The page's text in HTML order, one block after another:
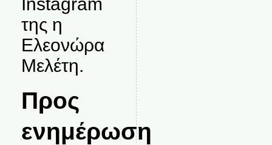
της η
Ελεονώρα
Μελέτη.
Προς
ενημέρωση